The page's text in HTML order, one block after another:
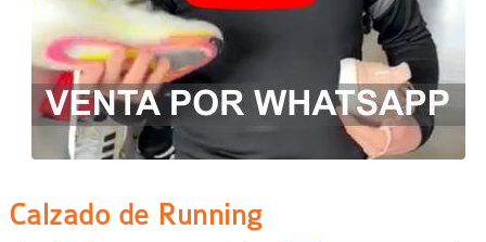
Calzado de Running